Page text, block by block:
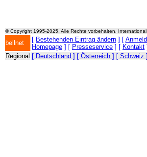
© Copyright 1995-2025. Alle Rechte vorbehalten.
bellnet [ Bestehenden Eintrag ändern ] [
Homepage ] [ Presseservice ] [ Kontakt ]
Regional [ Deutschland ] [ Österreich ] [ Schweiz ]